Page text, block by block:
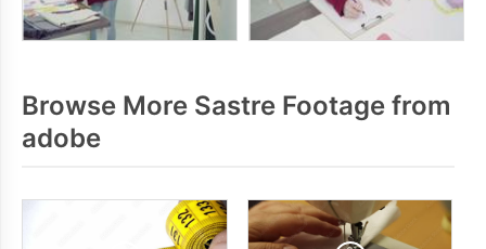
Browse More Sastre Footage from
adobe